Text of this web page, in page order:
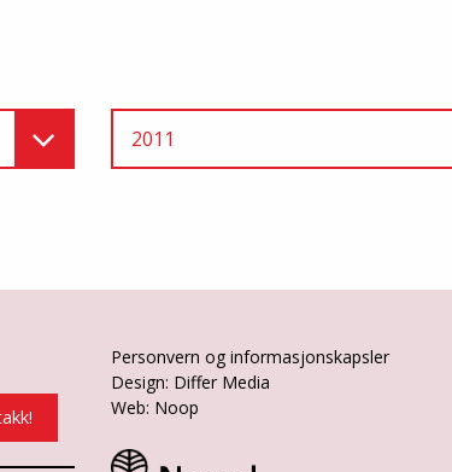
2011
Personvern og informasjonskapsler
Design: Differ Media
Web: Noop